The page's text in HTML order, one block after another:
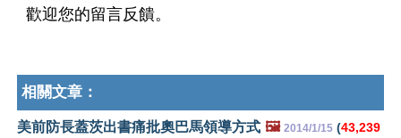
歡迎您的留言反饋。
相關文章：
美前防長蓋茨出書痛批奧巴馬領導方式 🖼️ 2014/1/15 (43,239